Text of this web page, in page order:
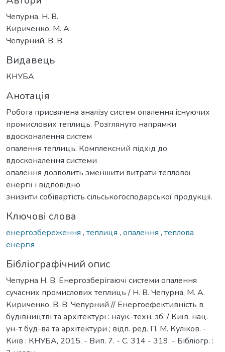
Чепурна, Н. В.
Кириченко, М. А.
Чепурний, В. В.
Видавець
КНУБА
Анотація
Робота присвячена аналізу систем опалення існуючих
промислових теплиць. Розглянуто напрямки
вдосконалення систем
опалення теплиць. Комплексний підхід до
вдосконалення системи
опалення дозволить зменшити витрати теплової
енергії і відповідно
знизити собівартість сільськогосподарської продукції.
Ключові слова
енергозбереження , теплиця , опалення , теплова
енергія
Бібліографічний опис
Чепурна Н. В. Енергозберігаючі системи опалення
сучасних промислових теплиць / Н. В. Чепурна, М. А.
Кириченко, В. В. Чепурний // Енергоефективність в
будівництві та архітектурі : наук.-техн. зб. / Київ. нац.
ун-т буд-ва та архітектури ; відп. ред. П. М. Куліков. -
Київ : КНУБА, 2015. - Вип. 7. - С. 314 - 319. - Бібліогр. :